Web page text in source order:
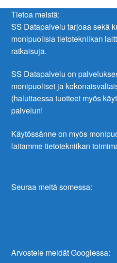
Tietoa meistä:
SS Datapalvelu tarjoaa sekä
monipuolisia tietotekniikan
ratkaisuja.
SS Datapalvelu on
monipuoliset ja
(haluttaessa tuotteet myös
palvelun!
Käytössänne on myös
laitamme tietotekniikan
Seuraa meitä somessa:
Arvostele meidät Googlessa: